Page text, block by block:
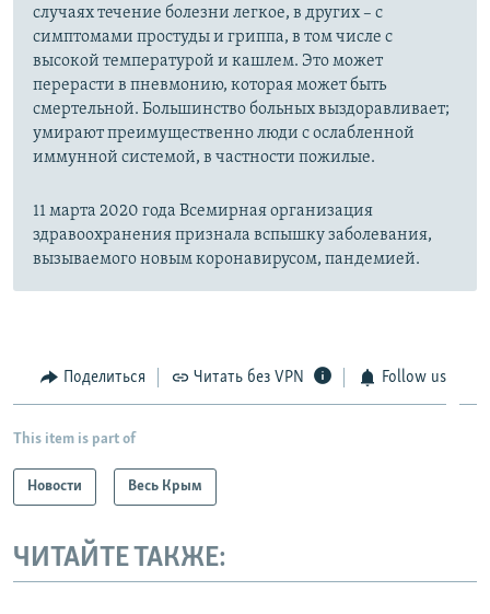
случаях течение болезни легкое, в других – с
симптомами простуды и гриппа, в том числе с
высокой температурой и кашлем. Это может
перерасти в пневмонию, которая может быть
смертельной. Большинство больных выздоравливает;
умирают преимущественно люди с ослабленной
иммунной системой, в частности пожилые.
11 марта 2020 года Всемирная организация
здравоохранения признала вспышку заболевания,
вызываемого новым коронавирусом, пандемией.
Поделиться Читать без VPN Follow us
This item is part of
Новости Весь Крым
ЧИТАЙТЕ ТАКЖЕ: